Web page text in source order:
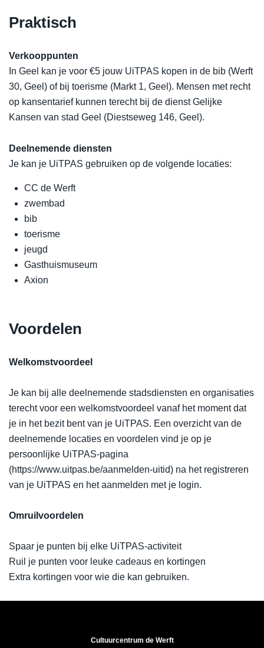
Praktisch
Verkooppunten
In Geel kan je voor €5 jouw UiTPAS kopen in de bib (Werft
30, Geel) of bij toerisme (Markt 1, Geel). Mensen met recht
op kansentarief kunnen terecht bij de dienst Gelijke
Kansen van stad Geel (Diestseweg 146, Geel).
Deelnemende diensten
Je kan je UiTPAS gebruiken op de volgende locaties:
CC de Werft
zwembad
bib
toerisme
jeugd
Gasthuismuseum
Axion
Voordelen
Welkomstvoordeel
Je kan bij alle deelnemende stadsdiensten en organisaties
terecht voor een welkomstvoordeel vanaf het moment dat
je in het bezit bent van je UiTPAS. Een overzicht van de
deelnemende locaties en voordelen vind je op je
persoonlijke UiTPAS-pagina
(https://www.uitpas.be/aanmelden-uitid) na het registreren
van je UiTPAS en het aanmelden met je login.
Omruilvoordelen
Spaar je punten bij elke UiTPAS-activiteit
Ruil je punten voor leuke cadeaus en kortingen
Extra kortingen voor wie die kan gebruiken.
Cultuurcentrum de Werft